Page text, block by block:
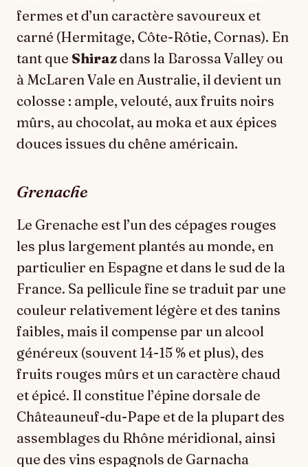
fermes et d’un caractère savoureux et
carné (Hermitage, Côte-Rôtie, Cornas). En
tant que Shirazdans la Barossa Valley ou
à McLaren Vale en Australie, il devient un
colosse : ample, velouté, aux fruits noirs
mûrs, au chocolat, au moka et aux épices
douces issues du chêne américain.
Grenache
Le Grenache est l’un des cépages rouges
les plus largement plantés au monde, en
particulier en Espagne et dans le sud de la
France. Sa pellicule fine se traduit par une
couleur relativement légère et des tanins
faibles, mais il compense par un alcool
généreux (souvent 14-15 % et plus), des
fruits rouges mûrs et un caractère chaud
et épicé. Il constitue l’épine dorsale de
Châteauneuf-du-Pape et de la plupart des
assemblages du Rhône méridional, ainsi
que des vins espagnols de Garnacha